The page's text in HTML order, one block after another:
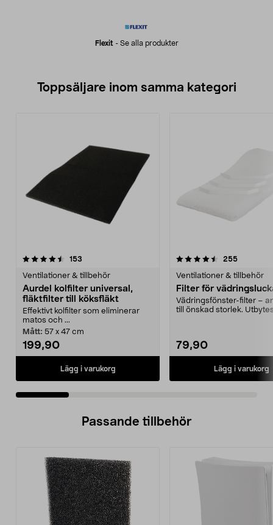
Flexit - Se alla produkter
Toppsäljare inom samma kategori
153
Ventilationer & tillbehör
Aurdel kolfilter universal,
fläktfilter till köksfläkt
Effektivt kolfilter som eliminerar
matos och ...
Mått: 57 x 47 cm
199,90
Lägg i varukorg
4.5 av 5 stjärnor 255
Ventilationer & tillbehör
Filter för
Vädringsfönster-filter –
till önskad storlek.
79,90
Lägg i varukorg
4.5 av 5 stjärnor
Passande tillbehör